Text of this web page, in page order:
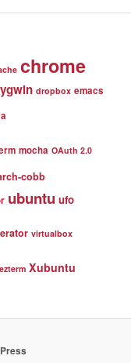
chrome
dropbox emacs
mocha OAuth 2.0
cobb
ubuntu ufo
virtualbox
Xubuntu